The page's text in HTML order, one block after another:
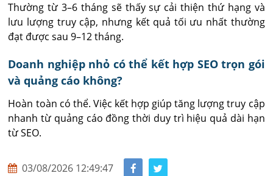
Thường từ 3–6 tháng sẽ thấy sự cải thiện thứ hạng và
lưu lượng truy cập, nhưng kết quả tối ưu nhất thường
đạt được sau 9–12 tháng.
Doanh nghiệp nhỏ có thể kết hợp SEO trọn gói
và quảng cáo không?
Hoàn toàn có thể. Việc kết hợp giúp tăng lượng truy cập
nhanh từ quảng cáo đồng thời duy trì hiệu quả dài hạn
từ SEO.
03/08/2026 12:49:47